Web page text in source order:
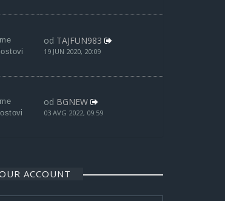
od TAJFUN983
19 JUN 2020, 20:09
od BGNEW
03 AVG 2022, 09:59
ACCOUNT